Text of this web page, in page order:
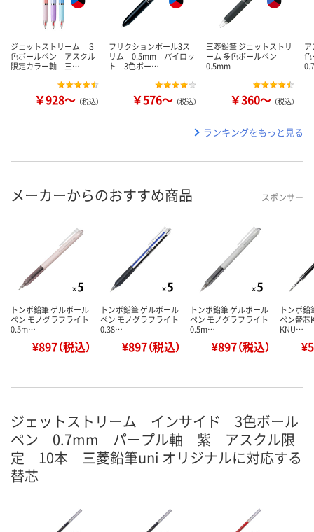
ジェットストリーム ３
色ボールペン アスクル
限定カラー軸 三…
￥928～ （税込）
フリクションボール3ス
リム 0.5mm パイロッ
ト 3色ボー…
￥576～ （税込）
三菱鉛筆 ジェットストリ
ーム 多色ボールペン
0.5mm
￥360～ （税込）
ランキングをもっと見る
メーカーからのおすすめ商品 スポンサー
トンボ鉛筆 ゲルボール
ペン モノグラフライト
0.5m…
¥897（税込）
トンボ鉛筆 ゲルボール
ペン モノグラフライト
0.38…
¥897（税込）
トンボ鉛筆 ゲルボール
ペン モノグラフライト
0.5m…
¥897（税込）
トンボ鉛
ペン替芯
KNU…
ジェットストリーム インサイド 3色ボール
ペン 0.7mm パープル軸 紫 アスクル限
定 10本 三菱鉛筆uni オリジナルに対応する
替芯